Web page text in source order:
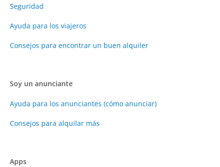
Seguridad
Ayuda para los viajeros
Consejos para encontrar un buen alquiler
Soy un anunciante
Ayuda para los anunciantes (cómo anunciar)
Consejos para alquilar más
Apps